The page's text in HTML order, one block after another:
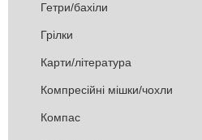
Гетри/бахіли
Грілки
Карти/література
Компресійні мішки/чохли
Компас